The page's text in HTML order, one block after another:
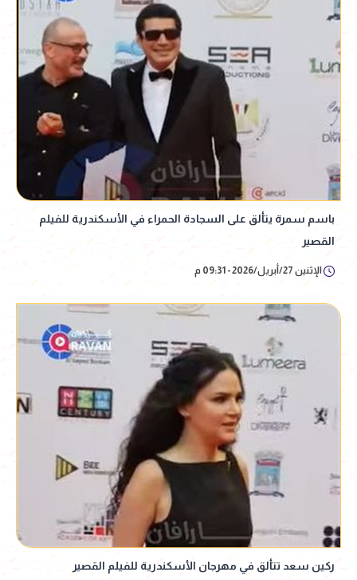
باسم سمرة يتألق على السجادة الحمراء في الأسكندرية للفيلم
القصير
الإثنين 27/أبريل/2026 - 09:31 م
ركين سعد تتألق في مهرجان الأسكندرية للفيلم القصير